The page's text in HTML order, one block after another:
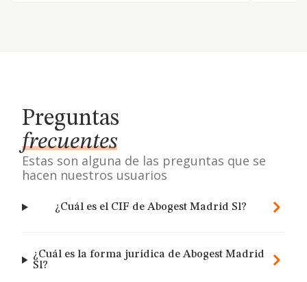
Preguntas
frecuentes
Estas son alguna de las preguntas que se
hacen nuestros usuarios
¿Cuál es el CIF de Abogest Madrid Sl?
¿Cuál es la forma jurídica de Abogest Madrid
Sl?